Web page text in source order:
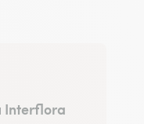
Interflora